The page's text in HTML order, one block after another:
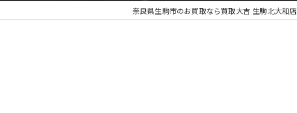
奈良県生駒市のお買取なら買取大吉 生駒北大和店